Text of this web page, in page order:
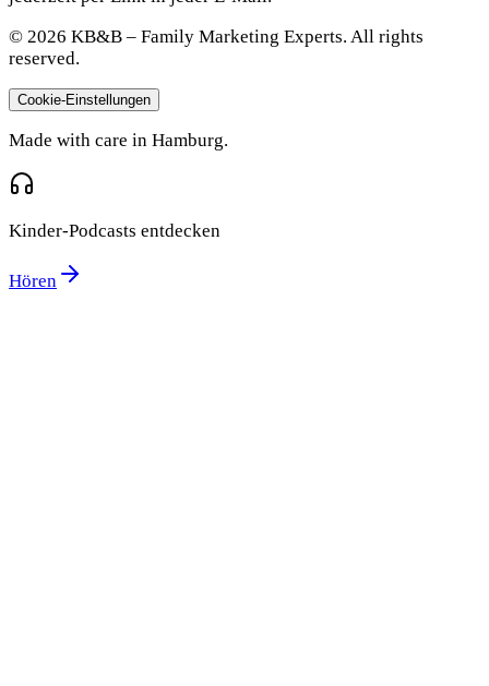
© 2026 KB&B – Family Marketing Experts. All rights
reserved.
Cookie-Einstellungen
Made with care in Hamburg.
Kinder-Podcasts entdecken
Hören